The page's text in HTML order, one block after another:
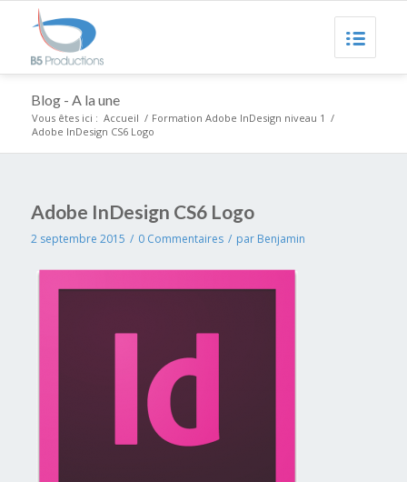
Blog - A la une
Vous êtes ici : Accueil / Formation Adobe InDesign niveau 1 /
Adobe InDesign CS6 Logo
Adobe InDesign CS6 Logo
2 septembre 2015 / 0 Commentaires / par Benjamin